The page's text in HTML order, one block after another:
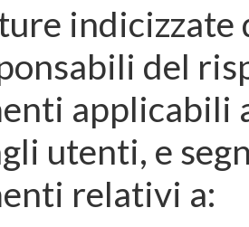
indicizzate
del
applicabili
utenti, e
relativi a: